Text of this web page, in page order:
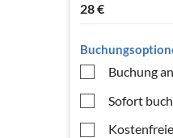
28€
Buchung
Sofort